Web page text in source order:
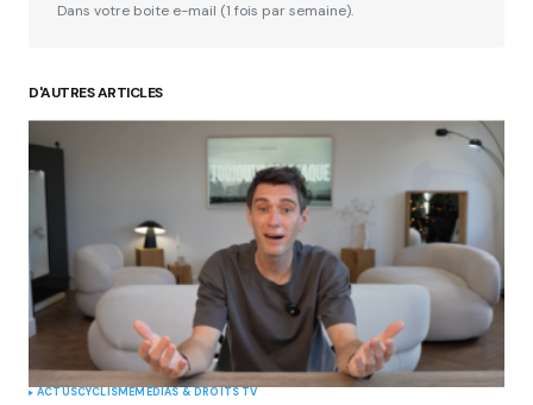
Dans votre boite e-mail (1 fois par semaine).
D'AUTRES ARTICLES
ACTUSCYCLISMEMÉDIAS & DROITS TV